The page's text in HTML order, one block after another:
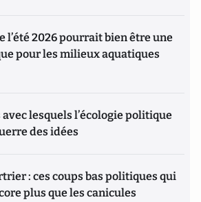
l’été 2026 pourrait bien être une
pour les milieux aquatiques
avec lesquels l’écologie politique
des idées
: ces coups bas politiques qui
plus que les canicules